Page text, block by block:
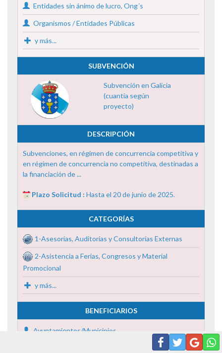
Entidades sin ánimo de lucro, Ong´s
Organismos / Entidades Públicas
y más...
SUBVENCIÓN
Subvención en Galicia
(cuantía según
proyecto)
DESCRIPCIÓN
Subvenciones, en régimen de concurrencia competitiva y
en régimen de concurrencia no competitiva, destinadas a
la financiación de ...
Plazo Solicitud : Hasta el 20 de junio de 2025.
CATEGORÍAS
1-Asesorías, Auditorías y Consultorías Externas
2-Asistencia a Ferias, Congresos y Material
Promocional
y más...
BENEFICIARIOS
Ayuntamientos/Municipios
Universidades Públicas y Privadas / Centros de